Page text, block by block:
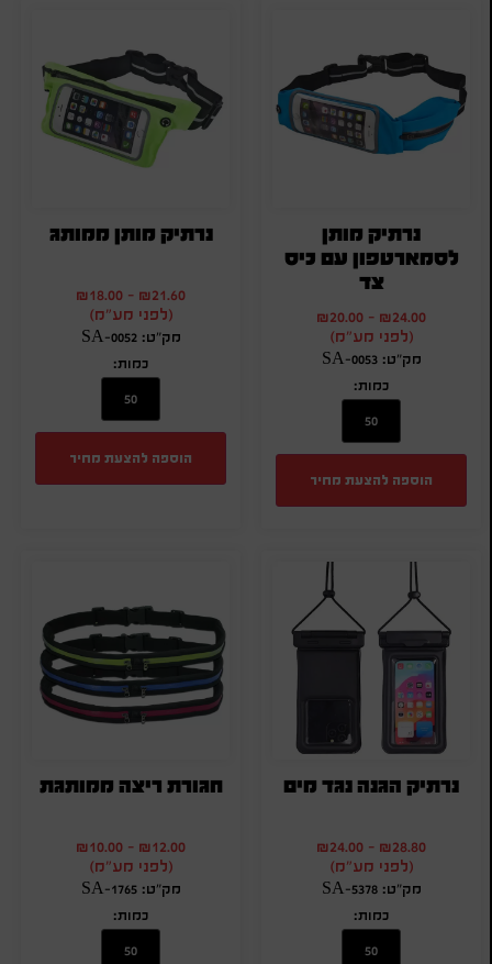
נרתיק מותן
לסמארטפון עם כיס
צד
₪24.00
-
₪20.00
(לפני מע"מ)
מק"ט: SA-0053
כמות:
הוספה להצעת מחיר
נרתיק מותן ממותג
₪21.60
-
₪18.00
(לפני מע"מ)
מק"ט: SA-0052
כמות:
הוספה להצעת מחיר
נרתיק הגנה נגד מים
₪28.80
-
₪24.00
(לפני מע"מ)
מק"ט: SA-5378
כמות:
חגורת ריצה ממותגת
₪12.00
-
₪10.00
(לפני מע"מ)
מק"ט: SA-1765
כמות: